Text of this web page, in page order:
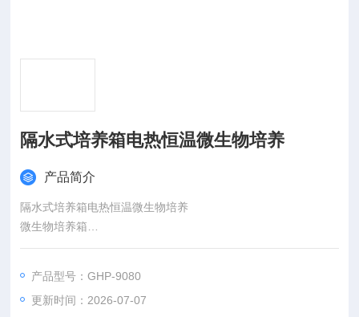
隔水式培养箱电热恒温微生物培养
产品简介
隔水式培养箱电热恒温微生物培养
微生物培养箱
产品用途：
菌种、生物培养，生命科学研究等进行科研的必须设备。
产品型号：GHP-9080
更新时间：2026-07-07